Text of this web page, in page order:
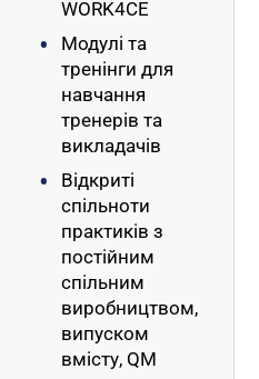
WORK4CE
Модулі та
тренінги для
навчання
тренерів та
викладачів
Відкриті
спільноти
практиків з
постійним
спільним
виробництвом,
випуском
вмісту, QM